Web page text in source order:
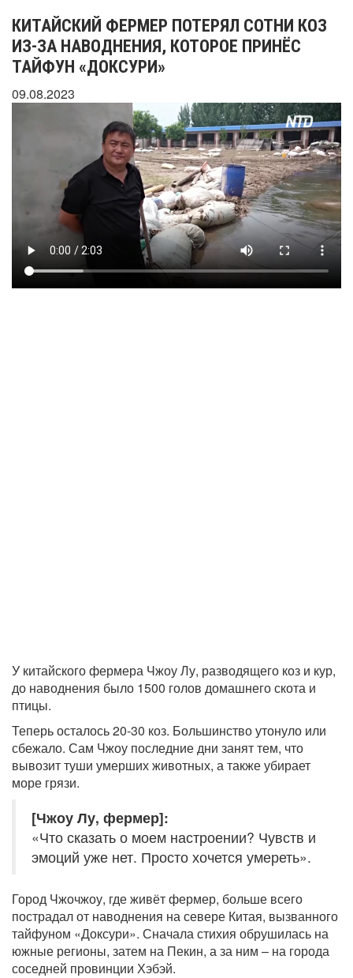
КИТАЙСКИЙ ФЕРМЕР ПОТЕРЯЛ СОТНИ КОЗ
ИЗ-ЗА НАВОДНЕНИЯ, КОТОРОЕ ПРИНЁС
ТАЙФУН «ДОКСУРИ»
09.08.2023
У китайского фермера Чжоу Лу, разводящего коз и кур,
до наводнения было 1500 голов домашнего скота и
птицы.
Теперь осталось 20-30 коз. Большинство утонуло или
сбежало. Сам Чжоу последние дни занят тем, что
вывозит туши умерших животных, а также убирает
море грязи.
[Чжоу Лу, фермер]:
«Что сказать о моем настроении? Чувств и
эмоций уже нет. Просто хочется умереть».
Город Чжочжоу, где живёт фермер, больше всего
пострадал от наводнения на севере Китая, вызванного
тайфуном «Доксури». Сначала стихия обрушилась на
южные регионы, затем на Пекин, а за ним – на города
соседней провинции Хэбэй.